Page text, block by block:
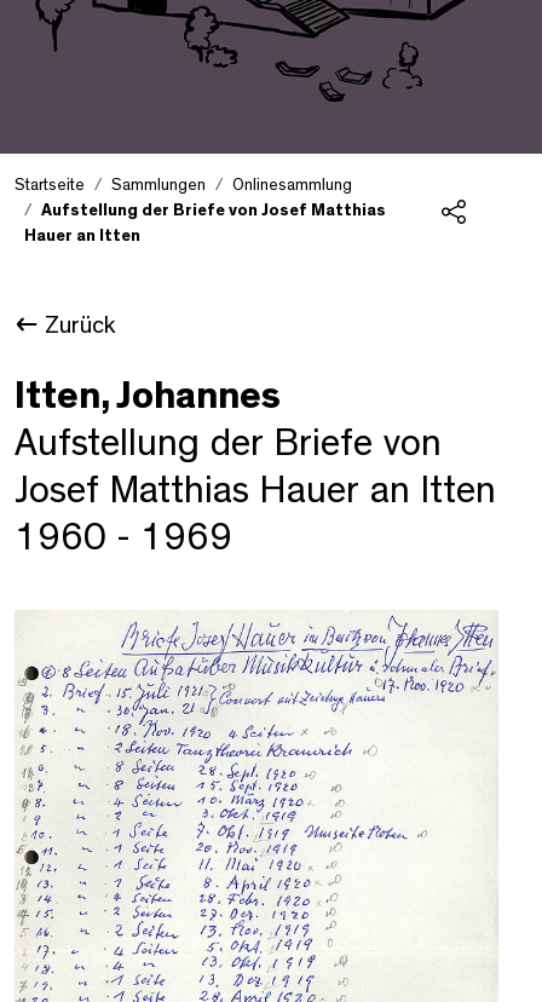
Startseite Sammlungen
Onlinesammlung
Aufstellung der Briefe von Josef Matthias
Hauer an Itten
Zurück
Itten, Johannes
Aufstellung der Briefe von
Josef Matthias Hauer an Itten
1960 - 1969